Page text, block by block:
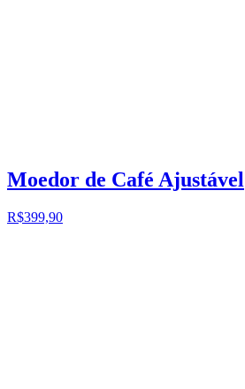
Moedor de Café Ajustável
R$399,90